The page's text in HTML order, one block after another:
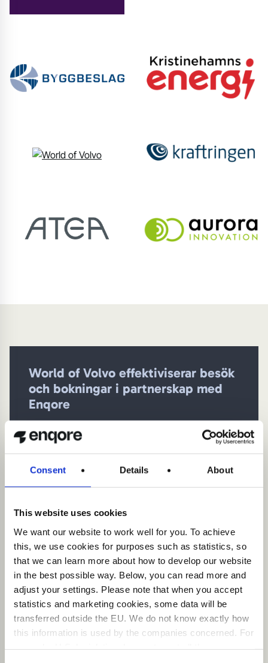
Consent Details About
This website uses cookies
We want our website to work well for you. To achieve
this, we use cookies for purposes such as statistics, so
that we can learn more about how to develop our website
in the best possible way. Below, you can read more and
adjust your settings. Please note that when you accept
statistics and marketing cookies, some data will be
transferred outside the EU. We do not know exactly how
this information is used by the companies concerned. For
World of Volvo effektiviserar besök
och bokningar i partnerskap med
Enqore
idag i form av förbättrad effektivitet och
snabbare beslutsfattande. På längre sikt
förväntar vi oss att lösningen kommer att
fortsätta stödja vår tillväxt genom att möjliggöra
anpassningsförmåga. Enqores expertis och
engagemang har varit avgörande för vår
framgång hittills och vi ser fram emot att fortsätta
vårt samarbete.”
Anton Samuelsson
Läs om projektet